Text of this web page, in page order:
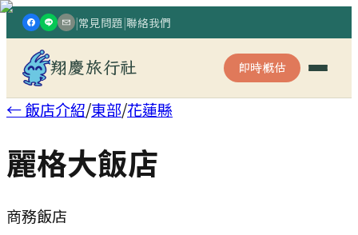
|常見問題|聯絡我們
翔慶旅行社 即時概估
← 飯店介紹/東部/花蓮縣
麗格大飯店
商務飯店